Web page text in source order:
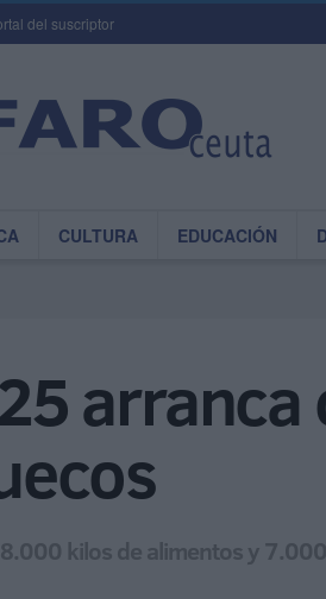
del suscriptor
CULTURA EDUCACIÓN
kilos de alimentos y